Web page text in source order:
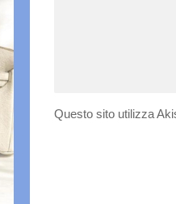
Questo sito utilizza